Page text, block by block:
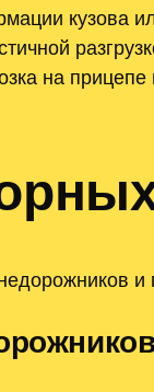
кузова
на
и